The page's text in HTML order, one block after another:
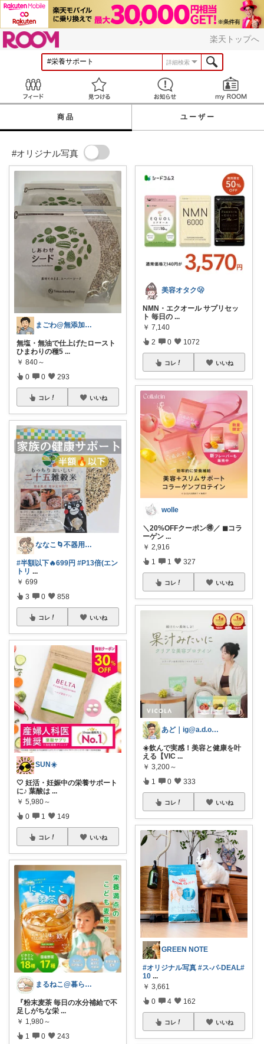
楽天トップへ
詳細検索
見つける お知らせ
商品 ユーザー
#オリジナル写真
まごわ@無添加、オーガニック食品
無塩・無油で仕上げたロースト
ひまわりの種5 ...
￥ 840～
0 0 293
コレ いいね
ななこ🌀不器用ママ￤家事＆育児グッズ
#半額以下🔥699円 #P13倍(エン
トリ ...
￥ 699
3 0 858
コレ いいね
SUN☀️
🤍 妊活・妊娠中の栄養サポート
に♪ 葉酸は ...
￥ 5,980～
0 1 149
コレ いいね
まるねこ@暮らしと子育て🐈️🌸
『粉末麦茶 毎日の水分補給で不
足しがちな栄 ...
￥ 1,980～
1 0 243
美容オタク🫢
NMN・エクオール サプリセッ
ト 毎日の ...
￥ 7,140
2 0 1072
コレ いいね
wolle
＼20%OFFクーポン🉐／ ◼︎コラ
ーゲン ...
￥ 2,916
1 1 327
コレ いいね
あど｜ig@a.d.o_protein
☀️飲んで実感！美容と健康を叶
える【VIC ...
￥ 3,200～
1 0 333
コレ いいね
GREEN NOTE
#オリジナル写真 #ス-パ-DEAL#
10 ...
￥ 3,661
0 4 162
コレ いいね